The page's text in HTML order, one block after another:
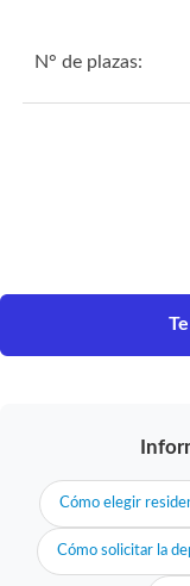
N° de plazas:
Cómo elegir
Cómo solicitar la